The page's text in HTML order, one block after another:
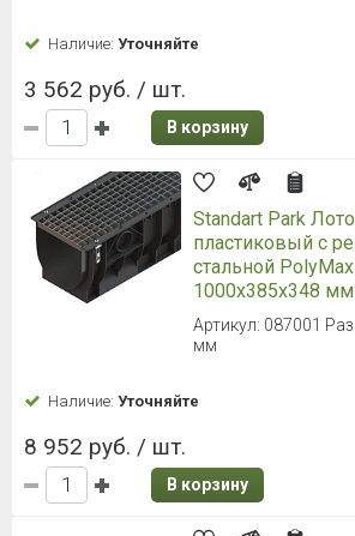
Наличие: Уточняйте
3 562 руб. / шт.
В корзину
Standart Park
пластиковый с
стальной
1000х385х348 мм
Артикул: 087001
мм
Наличие: Уточняйте
8 952 руб. / шт.
В корзину